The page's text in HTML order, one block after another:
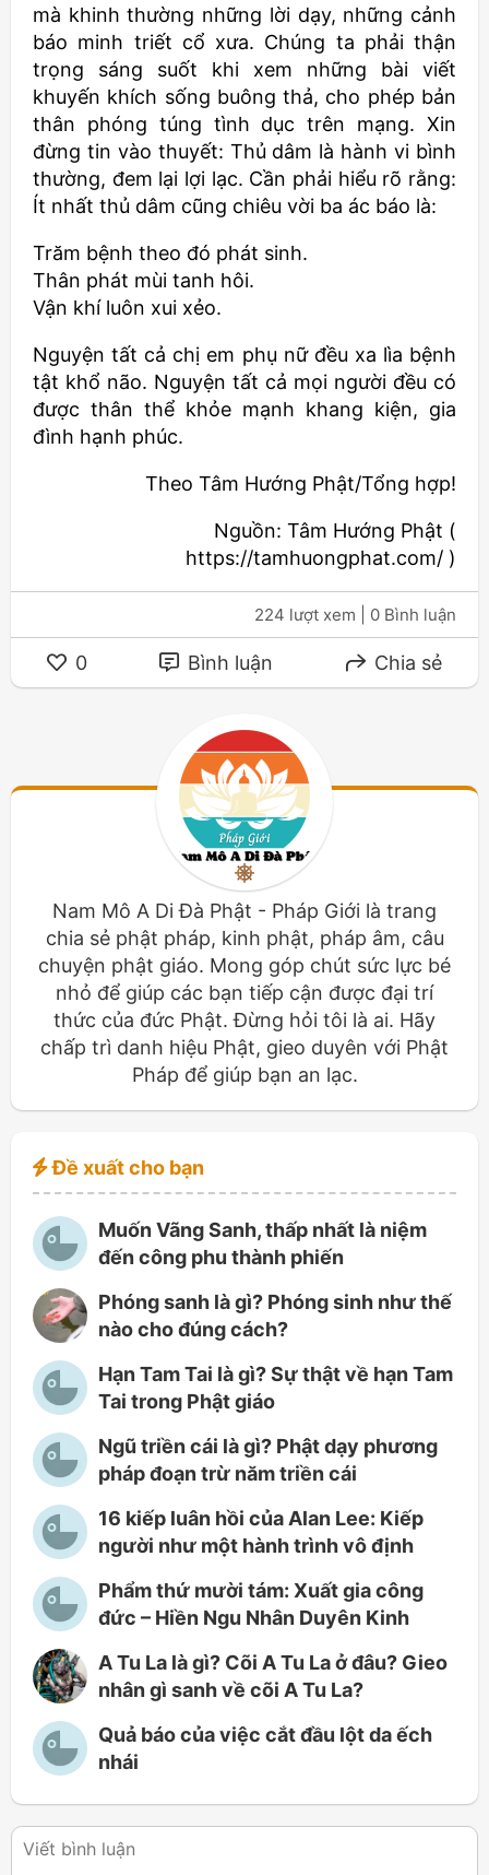
mà khinh thường những lời dạy, những cảnh
báo minh triết cổ xưa. Chúng ta phải thận
trọng sáng suốt khi xem những bài viết
khuyến khích sống buông thả, cho phép bản
thân phóng túng tình dục trên mạng. Xin
đừng tin vào thuyết: Thủ dâm là hành vi bình
thường, đem lại lợi lạc. Cần phải hiểu rõ rằng:
Ít nhất thủ dâm cũng chiêu vời ba ác báo là:
Trăm bệnh theo đó phát sinh.
Thân phát mùi tanh hôi.
Vận khí luôn xui xẻo.
Nguyện tất cả chị em phụ nữ đều xa lìa bệnh
tật khổ não. Nguyện tất cả mọi người đều có
được thân thể khỏe mạnh khang kiện, gia
đình hạnh phúc.
Theo Tâm Hướng Phật/Tổng hợp!
Nguồn: Tâm Hướng Phật (
https://tamhuongphat.com/ )
224 lượt xem | 0 Bình luận
0 Bình luận Chia sẻ
Nam Mô A Di Đà Phật - Pháp Giới là trang
chia sẻ phật pháp, kinh phật, pháp âm, câu
chuyện phật giáo. Mong góp chút sức lực bé
nhỏ để giúp các bạn tiếp cận được đại trí
thức của đức Phật. Đừng hỏi tôi là ai. Hãy
chấp trì danh hiệu Phật, gieo duyên với Phật
Pháp để giúp bạn an lạc.
Đề xuất cho bạn
Muốn Vãng Sanh, thấp nhất là niệm
đến công phu thành phiến
Phóng sanh là gì? Phóng sinh như thế
nào cho đúng cách?
Hạn Tam Tai là gì? Sự thật về hạn Tam
Tai trong Phật giáo
Ngũ triền cái là gì? Phật dạy phương
pháp đoạn trừ năm triền cái
16 kiếp luân hồi của Alan Lee: Kiếp
người như một hành trình vô định
Phẩm thứ mười tám: Xuất gia công
đức – Hiền Ngu Nhân Duyên Kinh
A Tu La là gì? Cõi A Tu La ở đâu? Gieo
nhân gì sanh về cõi A Tu La?
Quả báo của việc cắt đầu lột da ếch
nhái